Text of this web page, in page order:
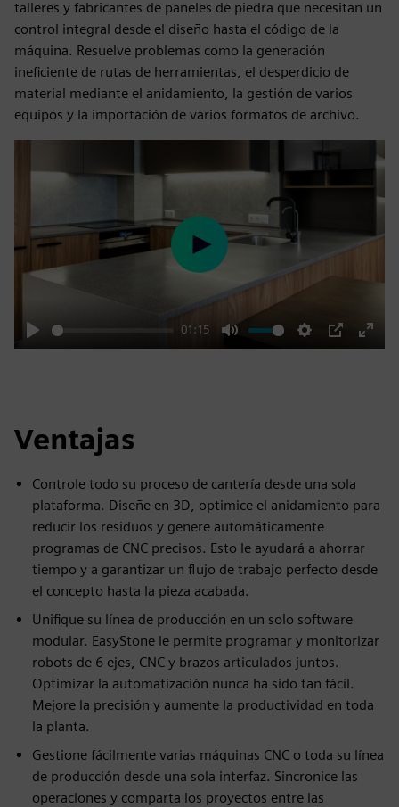
talleres y fabricantes de paneles de piedra que necesitan un
control integral desde el diseño hasta el código de la
máquina. Resuelve problemas como la generación
ineficiente de rutas de herramientas, el desperdicio de
material mediante el anidamiento, la gestión de varios
equipos y la importación de varios formatos de archivo.
Play
01:15
Mute Settings
PIP
Enter
Play
Ventajas
Controle todo su proceso de cantería desde una sola
plataforma. Diseñe en 3D, optimice el anidamiento para
reducir los residuos y genere automáticamente
programas de CNC precisos. Esto le ayudará a ahorrar
tiempo y a garantizar un flujo de trabajo perfecto desde
el concepto hasta la pieza acabada.
Unifique su línea de producción en un solo software
modular. EasyStone le permite programar y monitorizar
robots de 6 ejes, CNC y brazos articulados juntos.
Optimizar la automatización nunca ha sido tan fácil.
Mejore la precisión y aumente la productividad en toda
la planta.
Gestione fácilmente varias máquinas CNC o toda su línea
de producción desde una sola interfaz. Sincronice las
operaciones y comparta los proyectos entre las